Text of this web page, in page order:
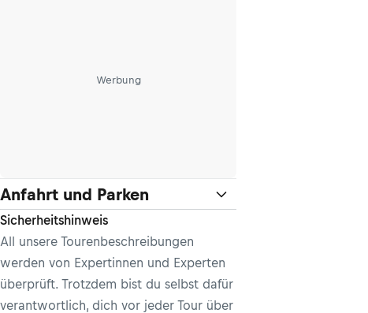
Werbung
Anfahrt und Parken
Sicherheitshinweis
All unsere Tourenbeschreibungen
werden von Expertinnen und Experten
überprüft. Trotzdem bist du selbst dafür
verantwortlich, dich vor jeder Tour über